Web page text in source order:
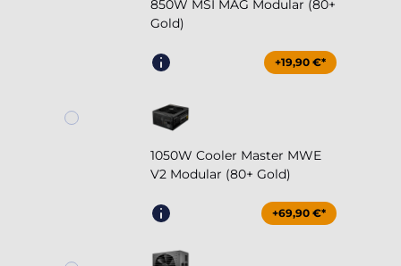
850W MSI MAG Modular (80+
Gold)
+19,90 €*
1050W Cooler Master MWE
V2 Modular (80+ Gold)
+69,90 €*